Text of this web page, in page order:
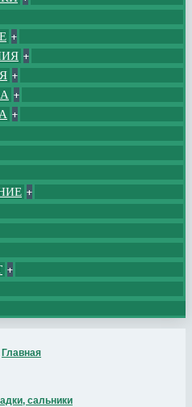
+
+
+
+
+
+
+
Главная
сальники